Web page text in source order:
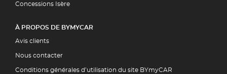
Concessions Isère
À PROPOS DE BYMYCAR
Avis clients
Nous contacter
Conditions générales d’utilisation du site BYmyCAR